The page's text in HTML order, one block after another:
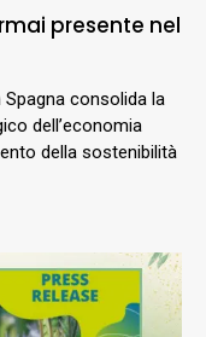
presente nel
Spagna consolida la
dell’economia
della sostenibilità